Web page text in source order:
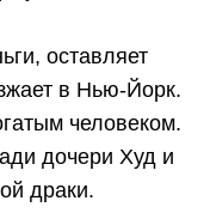
оставляет
в Нью-Йорк.
человеком.
дочери Худ и
драки.